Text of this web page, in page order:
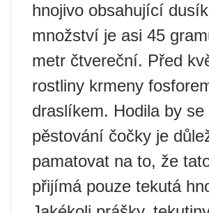
hnojivo obsahující
množství je asi 45
metr čtvereční. Před
rostliny krmeny
draslíkem. Hodila by
pěstování čočky je
pamatovat na to, že
přijímá pouze tekutá